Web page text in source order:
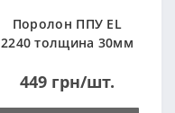
Поролон ППУ EL
2240 толщина 30мм
(1000x2000мм)
449 грн/шт.